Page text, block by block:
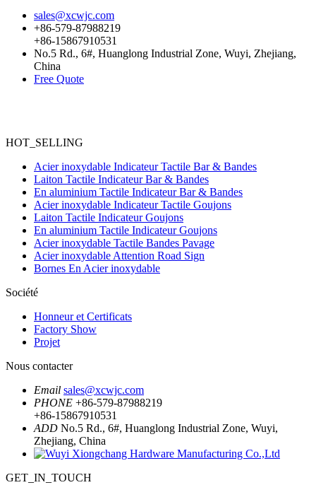
sales@xcwjc.com
+86-579-87988219
+86-15867910531
No.5 Rd., 6#, Huanglong Industrial Zone, Wuyi, Zhejiang,
China
Free Quote
HOT_SELLING
Acier inoxydable Indicateur Tactile Bar & Bandes
Laiton Tactile Indicateur Bar & Bandes
En aluminium Tactile Indicateur Bar & Bandes
Acier inoxydable Indicateur Tactile Goujons
Laiton Tactile Indicateur Goujons
En aluminium Tactile Indicateur Goujons
Acier inoxydable Tactile Bandes Pavage
Acier inoxydable Attention Road Sign
Bornes En Acier inoxydable
Société
Honneur et Certificats
Factory Show
Projet
Nous contacter
Email sales@xcwjc.com
PHONE +86-579-87988219
+86-15867910531
ADD No.5 Rd., 6#, Huanglong Industrial Zone, Wuyi,
Zhejiang, China
GET_IN_TOUCH